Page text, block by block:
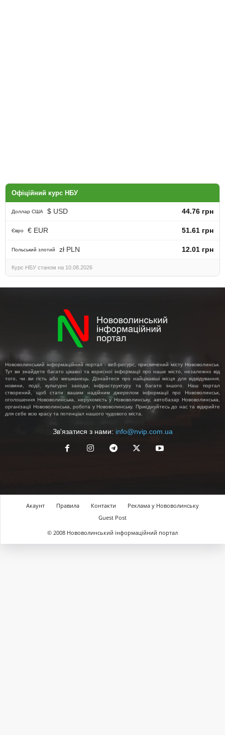
Офіційний курс НБУ
Доллар США $ USD 44.76 грн
Євро € EUR 51.61 грн
Польський злотий zł PLN 12.01 грн
Курс НБУ станом на 10.08.2026
Нововолинський інформаційний портал - веб-ресурс, присвячений місту Нововолинськ.
Тут ви знайдете багато цікавої та корисної інформації про наше місто, незалежно від
того, чи ви гість або мешканець. Дізнайтеся про найцікавіші місця для відвідування,
новини, події, культурні заходи, інфраструктуру та багато іншого. Наш портал
створений, щоб стати вашим надійним джерелом інформації про Нововолинськ,
оголошення Нововолинська, нерухомість у Нововолинську, автобазар Нововолинська,
організації Нововолинська, робота у Нововолинську. Приєднуйтесь до нас та відкрийте
для себе всю красу та потенціал нашого чудового міста.
Зв'язатися з нами: info@nvip.com.ua
Акаунт Правила Контакти
Реклама у Нововолинську
Guest Post
© 2008 Нововолинський інформаційний портал